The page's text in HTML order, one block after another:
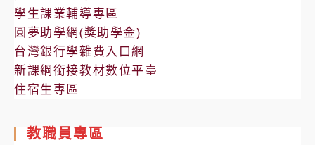
學生課業輔導專區
圓夢助學網(獎助學金)
台灣銀行學雜費入口網
新課綱銜接教材數位平臺
住宿生專區
教職員專區